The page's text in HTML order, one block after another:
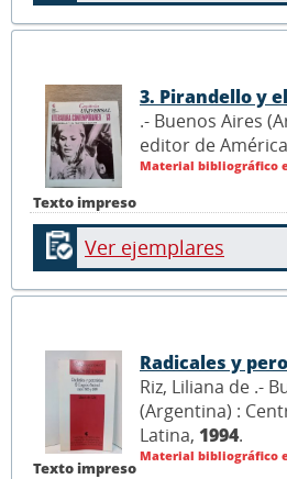
Texto impreso
3. Pirandello y
.- Buenos Aires
editor de
Material bibliográfico
Ver ejemplares
Texto impreso
Radicales y
Riz, Liliana de .-
(Argentina) :
Latina, 1994.
Material bibliográfico